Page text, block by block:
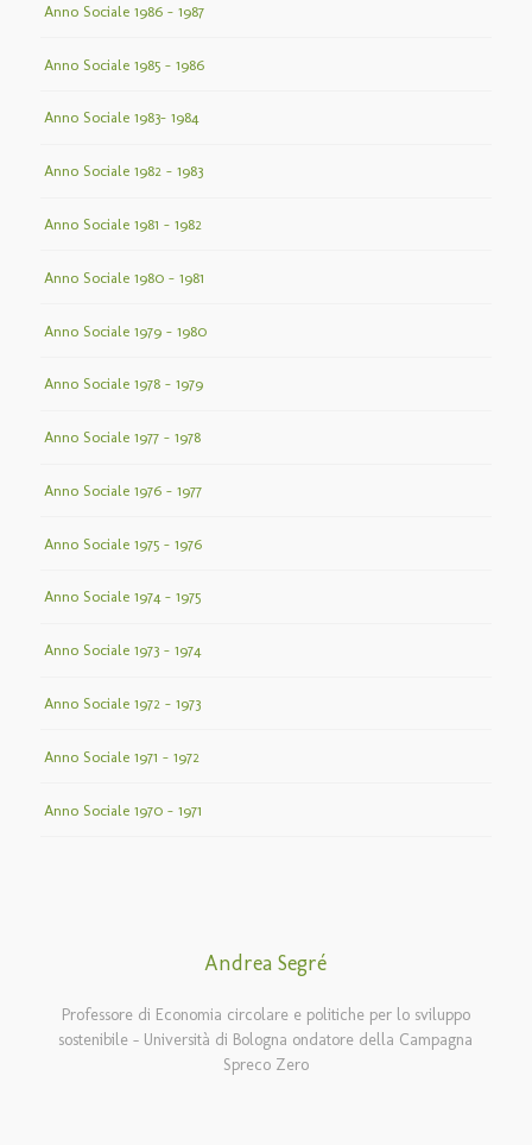
Anno Sociale 1986 – 1987
Anno Sociale 1985 – 1986
Anno Sociale 1983– 1984
Anno Sociale 1982 – 1983
Anno Sociale 1981 – 1982
Anno Sociale 1980 – 1981
Anno Sociale 1979 – 1980
Anno Sociale 1978 – 1979
Anno Sociale 1977 – 1978
Anno Sociale 1976 – 1977
Anno Sociale 1975 – 1976
Anno Sociale 1974 – 1975
Anno Sociale 1973 – 1974
Anno Sociale 1972 – 1973
Anno Sociale 1971 – 1972
Anno Sociale 1970 – 1971
Andrea Segré
Professore di Economia circolare e politiche per lo sviluppo
sostenibile – Università di Bologna ondatore della Campagna
Spreco Zero